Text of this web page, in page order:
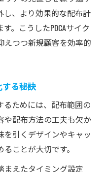
し、より効果的な配布計
。こうしたPDCAサイク
えつつ新規顧客を効率的
る秘訣
るためには、配布範囲の
や配布方法の工夫も欠か
引くデザインやキャッ
ことが大切です。
まえたタイミング設定